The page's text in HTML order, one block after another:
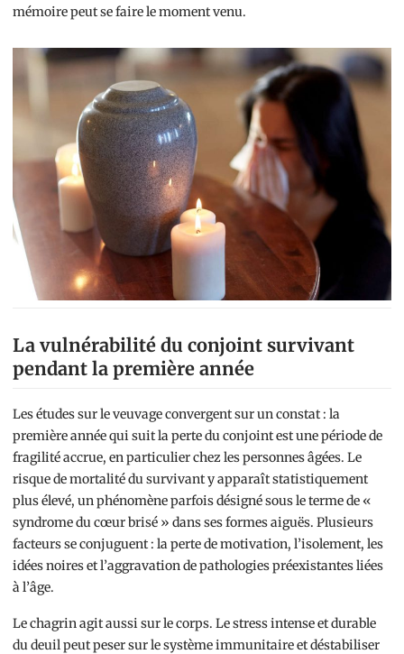
mémoire peut se faire le moment venu.
La vulnérabilité du conjoint survivant
pendant la première année
Les études sur le veuvage convergent sur un constat : la
première année qui suit la perte du conjoint est une période de
fragilité accrue, en particulier chez les personnes âgées. Le
risque de mortalité du survivant y apparaît statistiquement
plus élevé, un phénomène parfois désigné sous le terme de «
syndrome du cœur brisé » dans ses formes aiguës. Plusieurs
facteurs se conjuguent : la perte de motivation, l’isolement, les
idées noires et l’aggravation de pathologies préexistantes liées
à l’âge.
Le chagrin agit aussi sur le corps. Le stress intense et durable
du deuil peut peser sur le système immunitaire et déstabiliser